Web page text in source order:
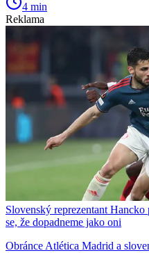
4 min
Reklama
Slovenský reprezentant
se, že dopadneme jako oni
Obránce Atlética Madrid a